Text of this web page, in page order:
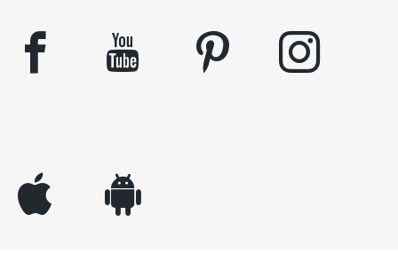
facebook youtube pinterest instagram
appleinc android